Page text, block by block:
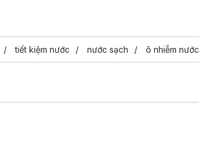
tiết kiệm nước nước sạch ô nhiễm nước